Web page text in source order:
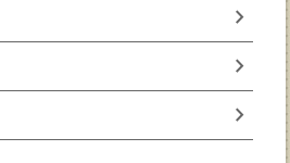
chevron_right
chevron_right
chevron_right